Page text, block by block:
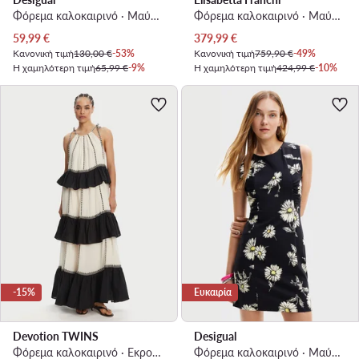
Φόρεμα καλοκαιρινό · Μαύρο · Mini
Τρέχουσα τιμή
59,99€
Κανονική τιμή130,00 €-53%
Η χαμηλότερη τιμή65,99 €-9%
Φόρεμα καλοκαιρινό · Μαύρο · Maxi
Τρέχουσα τιμή
379,99€
Κανονική τιμή759,90 €-49%
Η χαμηλότερη τιμή424,99 €-10%
-15%
Devotion TWINS
Φόρεμα καλοκαιρινό · Εκρού · Maxi
Ευκαιρία
Desigual
Φόρεμα καλοκαιρινό · Μαύρο · Mini